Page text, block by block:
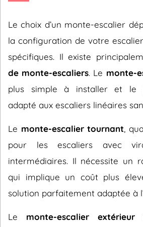
Le choix d’un monte-escalier
la configuration de votre
spécifiques. Il existe
de monte-escaliers. Le monte-
plus simple à installer et le
adapté aux escaliers linéaires
Le monte-escalier tournant ,
pour les escaliers avec
intermédiaires. Il nécessite un
qui implique un coût plus
solution parfaitement adaptée à
Le monte-escalier extérieur